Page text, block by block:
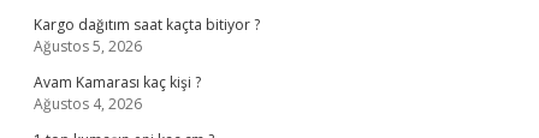
Kargo dağıtım saat kaçta bitiyor ?
Ağustos 5, 2026
Avam Kamarası kaç kişi ?
Ağustos 4, 2026